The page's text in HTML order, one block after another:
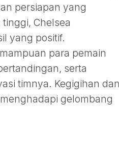
persiapan yang
Chelsea
yang positif.
para pemain
serta
timnya. Kegigihan dan
gelombang